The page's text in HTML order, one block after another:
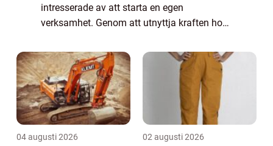
intresserade av att starta en egen
verksamhet. Genom att utnyttja kraften hos
entreprenörer nå en bredare publik och
skapa en ...
04 augusti 2026 02 augusti 2026